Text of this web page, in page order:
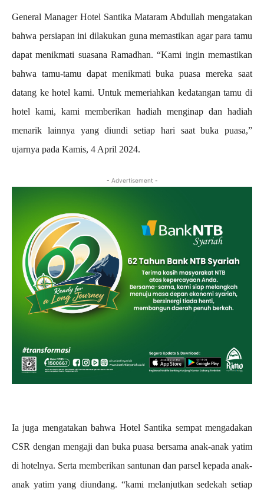
General Manager Hotel Santika Mataram Abdullah mengatakan
bahwa persiapan ini dilakukan guna memastikan agar para tamu
dapat menikmati suasana Ramadhan. “Kami ingin memastikan
bahwa tamu-tamu dapat menikmati buka puasa mereka saat
datang ke hotel kami. Untuk memeriahkan kedatangan tamu di
hotel kami, kami memberikan hadiah menginap dan hadiah
menarik lainnya yang diundi setiap hari saat buka puasa,”
ujarnya pada Kamis, 4 April 2024.
- Advertisement -
Ia juga mengatakan bahwa Hotel Santika sempat mengadakan
CSR dengan mengaji dan buka puasa bersama anak-anak yatim
di hotelnya. Serta memberikan santunan dan parsel kepada anak-
anak yatim yang diundang. “kami melanjutkan sedekah setiap